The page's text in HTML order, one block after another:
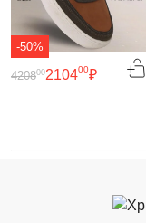
-50%
210400₽
420800